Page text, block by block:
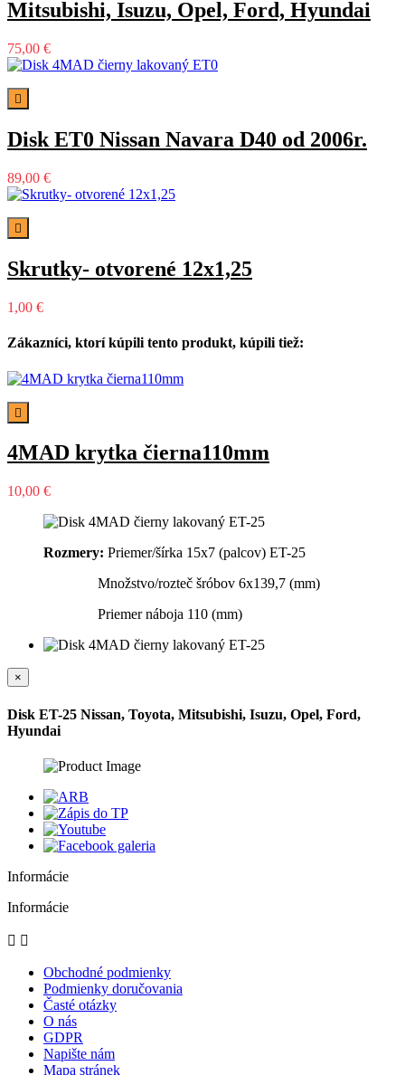
Mitsubishi, Isuzu, Opel, Ford, Hyundai
75,00 €

Disk ET0 Nissan Navara D40 od 2006r.
89,00 €

Skrutky- otvorené 12x1,25
1,00 €
Zákazníci, ktorí kúpili tento produkt, kúpili tiež:

4MAD krytka čierna110mm
10,00 €
Rozmery: Priemer/šírka 15x7 (palcov) ET-25
Množstvo/rozteč šróbov 6x139,7 (mm)
Priemer náboja 110 (mm)
×
Disk ET-25 Nissan, Toyota, Mitsubishi, Isuzu, Opel, Ford,
Hyundai
Informácie
Informácie
 
Obchodné podmienky
Podmienky doručovania
Časté otázky
O nás
GDPR
Napište nám
Mapa stránek